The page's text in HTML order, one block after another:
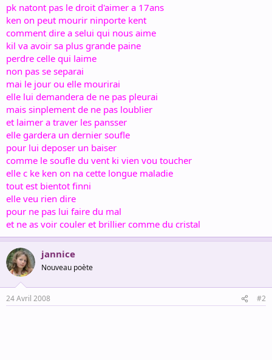
pk natont pas le droit d'aimer a 17ans
ken on peut mourir ninporte kent
comment dire a selui qui nous aime
kil va avoir sa plus grande paine
perdre celle qui laime
non pas se separai
mai le jour ou elle mourirai
elle lui demandera de ne pas pleurai
mais sinplement de ne pas loublier
et laimer a traver les pansser
elle gardera un dernier soufle
pour lui deposer un baiser
comme le soufle du vent ki vien vou toucher
elle c ke ken on na cette longue maladie
tout est bientot finni
elle veu rien dire
pour ne pas lui faire du mal
et ne as voir couler et brillier comme du cristal
jannice
Nouveau poète
24 Avril 2008 #2